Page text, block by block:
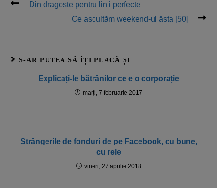
Din dragoste pentru linii perfecte
Ce ascultăm weekend-ul ăsta [50]
S-AR PUTEA SĂ ÎȚI PLACĂ ȘI
Explicați-le bătrânilor ce e o corporație
marți, 7 februarie 2017
Strângerile de fonduri de pe Facebook, cu bune,
cu rele
vineri, 27 aprilie 2018